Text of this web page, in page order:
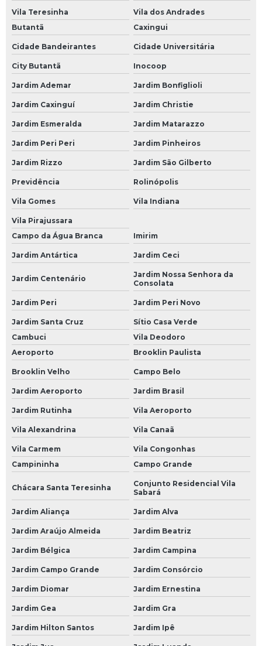
Baterias para Carro
Bateria 60 Amperes Carro
Bateria Carro
Bateria Carro 60
Bateria Carro 60a
Bateria Carro 60ah
Bateria Carro Heliar
Bateria Carro Moura
Bateria de Carro
Bateria de Carro 45
Bateria de Carro 50 Amperes
Bateria de Carro 60
Bateria de Carro 60 Ah
Bateria de Carro 60a
Bateria de Carro 60ah
Bateria de Carro 70
Bateria de Carro 70 Amperes
Bateria de Carro de 60 Amperes
Bateria de Gel para Carro
Bateria do Carro
Bateria Moura Carro
Bateria Moura de Carro
Bateria Moura para Carro
Bateria para Carro
Bateria para Carro Heliar
Borracharias 24 Horas
Vila Teresinha
Vila dos Andrades
Butantã
Caxingui
Cidade Bandeirantes Cidade Universitária
City Butantã Inocoop
Jardim Ademar Jardim Bonfiglioli
Jardim Caxinguí Jardim Christie
Jardim Esmeralda Jardim Matarazzo
Jardim Peri Peri Jardim Pinheiros
Jardim Rizzo Jardim São Gilberto
Previdência Rolinópolis
Vila Gomes Vila Indiana
Vila Pirajussara
Campo da Água Branca
Imirim
Jardim Antártica Jardim Ceci
Jardim Centenário
Jardim Nossa Senhora da
Consolata
Jardim Peri Jardim Peri Novo
Jardim Santa Cruz
Sítio Casa Verde
Cambuci
Vila Deodoro
Aeroporto
Brooklin Paulista
Brooklin Velho Campo Belo
Jardim Aeroporto Jardim Brasil
Jardim Rutinha Vila Aeroporto
Vila Alexandrina Vila Canaã
Vila Carmem
Vila Congonhas
Campininha
Campo Grande
Chácara Santa Teresinha
Conjunto Residencial Vila
Sabará
Jardim Aliança Jardim Alva
Jardim Araújo Almeida Jardim Beatriz
Jardim Bélgica Jardim Campina
Jardim Campo Grande Jardim Consórcio
Jardim Diomar Jardim Ernestina
Jardim Gea Jardim Gra
Jardim Hilton Santos Jardim Ipê